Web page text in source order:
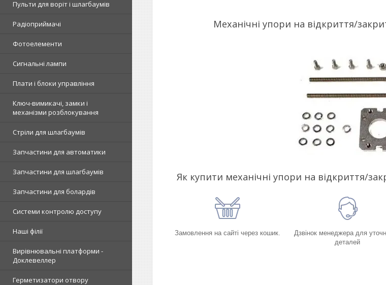
Пульти для воріт і шлагбаумів
Радіоприймачі
Фотоелементи
Сигнальні лампи
Плати і блоки управління
Ключ-вимикачі, замки і
механізми розблокування
Стріли для шлагбаумів
Запчастини для автоматики
Запчастини для шлагбаумів
Запчастини для болардів
Системи контролю доступу
Наші філії
Вирівнювальні платформи -
Доклевеллер
Герметизатори отвору
Механічні упори на відкриття/
Як купити механічні упори на відкриття/
Замовлення на сайті через кошик.
Дзвінок менеджера для
деталей